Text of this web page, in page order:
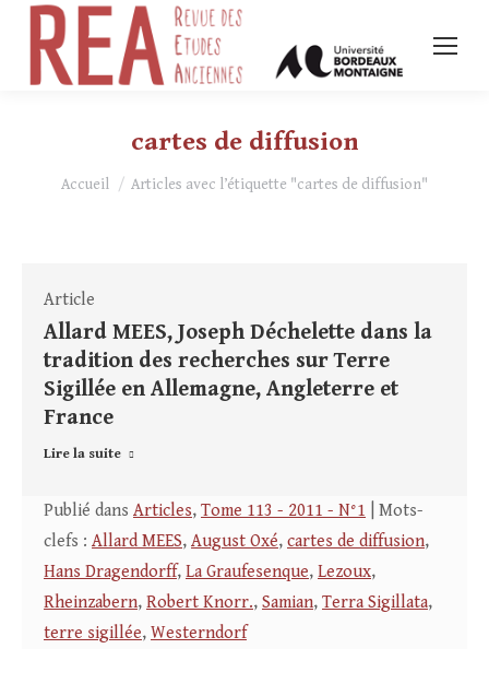
cartes de diffusion
Vous êtes ici :
Accueil Articles avec l’étiquette "cartes de diffusion"
Article
Allard MEES, Joseph Déchelette dans la
tradition des recherches sur Terre
Sigillée en Allemagne, Angleterre et
France
Lire la suite
Publié dans Articles, Tome 113 - 2011 - N°1 | Mots-
clefs : Allard MEES, August Oxé, cartes de diffusion,
Hans Dragendorff, La Graufesenque, Lezoux,
Rheinzabern, Robert Knorr., Samian, Terra Sigillata,
terre sigillée, Westerndorf